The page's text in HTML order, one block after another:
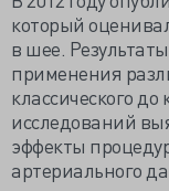
который
в шее.
применения
классического
исследований
эффекты
артериального